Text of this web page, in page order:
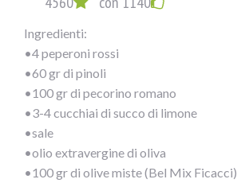
Ingredienti:
•4 peperoni rossi
•60 gr di pinoli
•100 gr di pecorino romano
•3-4 cucchiai di succo di limone
•sale
•olio extravergine di oliva
•100 gr di olive miste (Bel Mix Ficacci)